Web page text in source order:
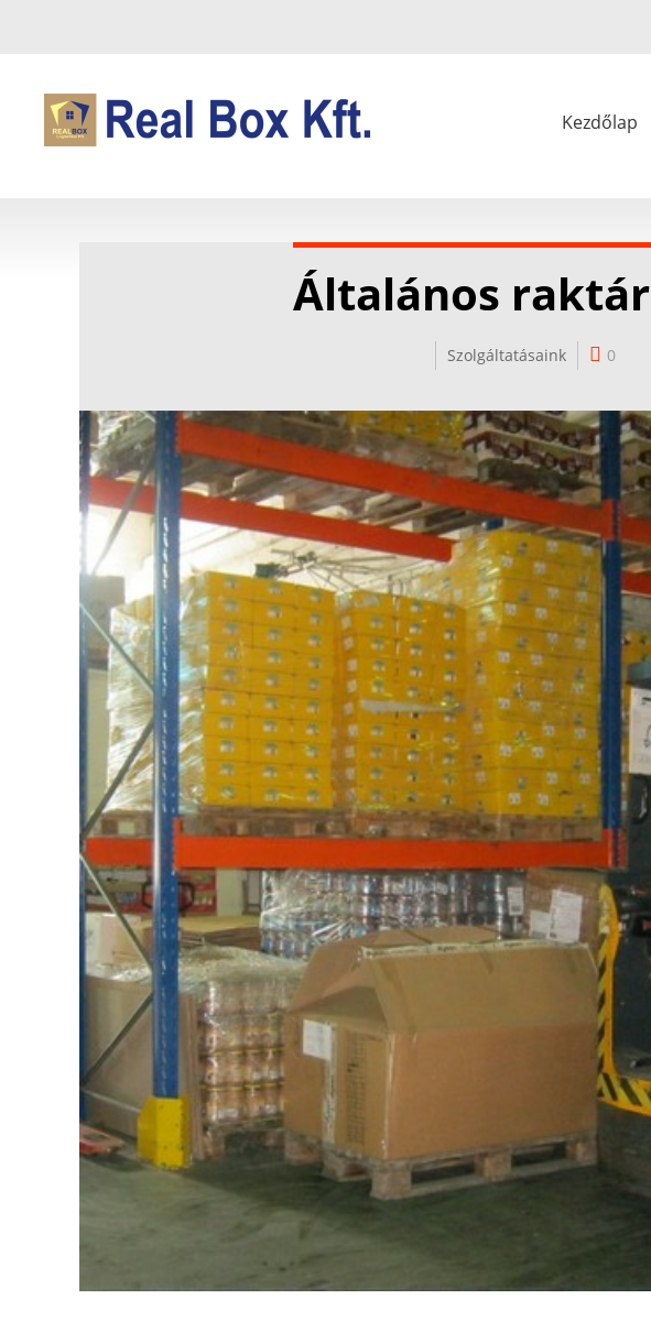
Kezdőlap
Általános
Szolgáltatásaink 0